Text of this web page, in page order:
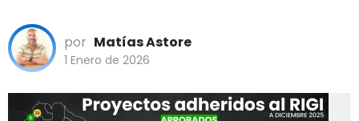
por Matías Astore
1 Enero de 2026